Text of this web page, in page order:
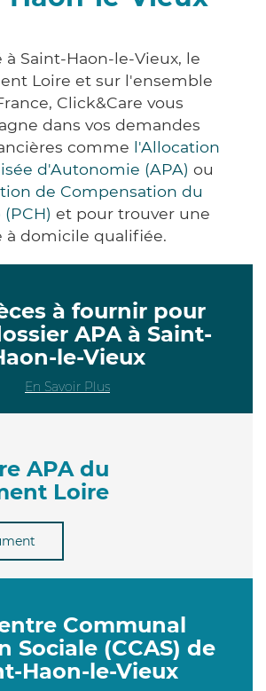
à Saint-Haon-le-Vieux, le
Loire et sur l'ensemble
Click&Care vous
dans vos demandes
comme l'Allocation
d'Autonomie (APA) ou
de Compensation du
et pour trouver une
à domicile qualifiée.
à fournir pour
APA à Saint-
le-Vieux
En Savoir Plus
APA du
Loire
Communal
Sociale (CCAS) de
Haon-le-Vieux